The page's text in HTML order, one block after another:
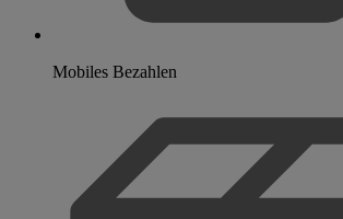
Mobiles Bezahlen